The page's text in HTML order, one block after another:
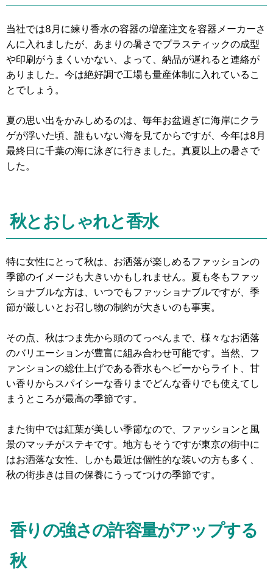
当社では8月に練り香水の容器の増産注文を容器メーカーさ
んに入れましたが、あまりの暑さでプラスティックの成型
や印刷がうまくいかない、よって、納品が遅れると連絡が
ありました。今は絶好調で工場も量産体制に入れているこ
とでしょう。
夏の思い出をかみしめるのは、毎年お盆過ぎに海岸にクラ
ゲが浮いた頃、誰もいない海を見てからですが、今年は8月
最終日に千葉の海に泳ぎに行きました。真夏以上の暑さで
した。
秋とおしゃれと香水
特に女性にとって秋は、お洒落が楽しめるファッションの
季節のイメージも大きいかもしれません。夏も冬もファッ
ショナブルな方は、いつでもファッショナブルですが、季
節が厳しいとお召し物の制約が大きいのも事実。
その点、秋はつま先から頭のてっぺんまで、様々なお洒落
のバリエーションが豊富に組み合わせ可能です。当然、フ
ァンションの総仕上げである香水もヘビーからライト、甘
い香りからスパイシーな香りまでどんな香りでも使えてし
まうところが最高の季節です。
また街中では紅葉が美しい季節なので、ファッションと風
景のマッチがステキです。地方もそうですが東京の街中に
はお洒落な女性、しかも最近は個性的な装いの方も多く、
秋の街歩きは目の保養にうってつけの季節です。
香りの強さの許容量がアップする
秋